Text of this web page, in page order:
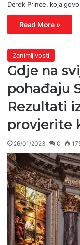
Derek Prince, koja
Read More »
Zanimljivosti
Gdje na
pohađaju
Rezultati
provjerite
26/01/2023 0